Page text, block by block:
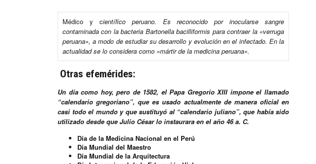
Médico y científico peruano. Es reconocido por inocularse sangre
contaminada con la bacteria Bartonella bacilliformis para contraer la «verruga
peruana», a modo de estudiar su desarrollo y evolución en el infectado. En la
actualidad se lo considera como «mártir de la medicina peruana».
Otras efemérides:
Un día como hoy, pero de 1582, el Papa Gregorio XIII impone el llamado
“calendario gregoriano”, que es usado actualmente de manera oficial en
casi todo el mundo y que sustituyó al “calendario juliano”, que había sido
utilizado desde que Julio César lo instaurara en el año 46 a. C.
Día de la Medicina Nacional en el Perú
Día Mundial del Maestro
Día Mundial de la Arquitectura